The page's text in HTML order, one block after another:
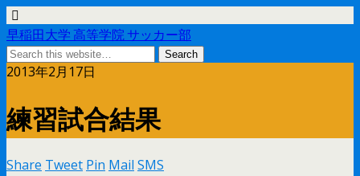
早稲田大学 高等学院 サッカー部
2013年2月17日
練習試合結果
Share Tweet Pin Mail SMS